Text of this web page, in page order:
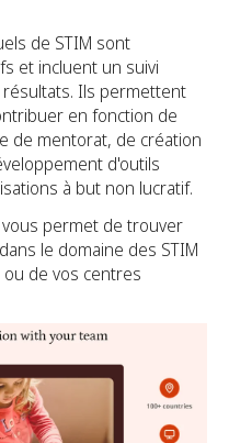
de STIM sont
et incluent un suivi
Ils permettent
en fonction de
de mentorat, de création
d'outils
à but non lucratif.
vous permet de trouver
le domaine des STIM
de vos centres